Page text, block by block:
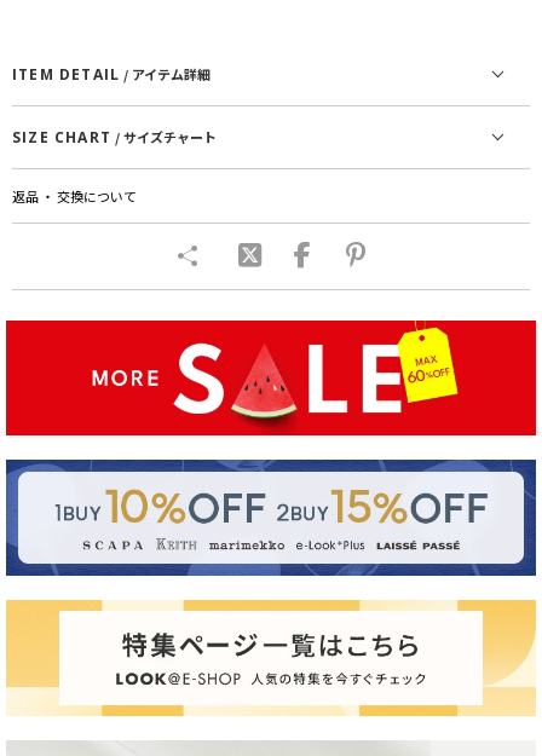
ITEM DETAIL / アイテム詳細
SIZE CHART / サイズチャート
返品 ・ 交換について